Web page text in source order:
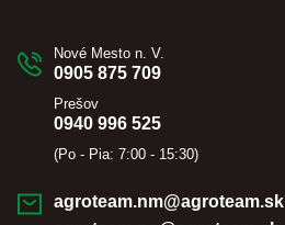
Nové Mesto n. V.
0905 875 709
Prešov
0940 996 525
(Po - Pia: 7:00 - 15:30)
agroteam.nm@agroteam.sk